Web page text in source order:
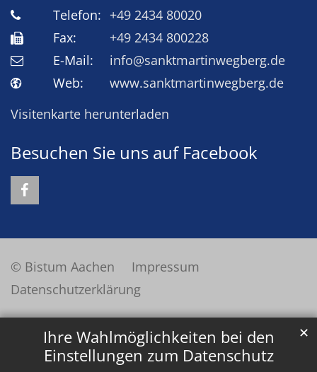
Ihre Wahlmöglichkeiten bei den
Einstellungen zum Datenschutz
✕
Telefon: +49 2434 80020
Fax:
+49 2434 800228
E-Mail:
info@sanktmartinwegberg.de
Web:
www.sanktmartinwegberg.de
Visitenkarte herunterladen
Besuchen Sie uns auf Facebook
© Bistum Aachen
Impressum
Datenschutzerklärung